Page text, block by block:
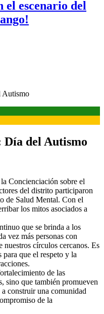
el escenario del
Autismo
Día del Autismo
Concienciación sobre el
del distrito participaron
de Salud Mental. Con el
los mitos asociados a
que se brinda a los
vez más personas con
nuestros círculos cercanos. Es
que el respeto y la
de las
sino que también promueven
construir una comunidad
de la